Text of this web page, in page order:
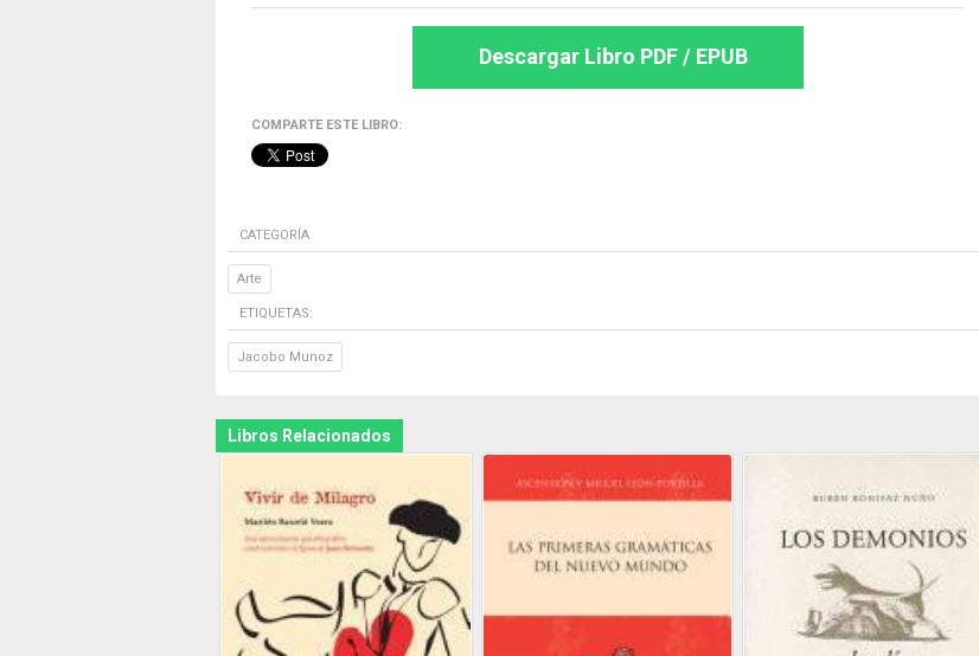
Descargar Libro PDF / EPUB
COMPARTE ESTE LIBRO:
CATEGORÍA
Arte
ETIQUETAS:
Jacobo Munoz
Libros Relacionados